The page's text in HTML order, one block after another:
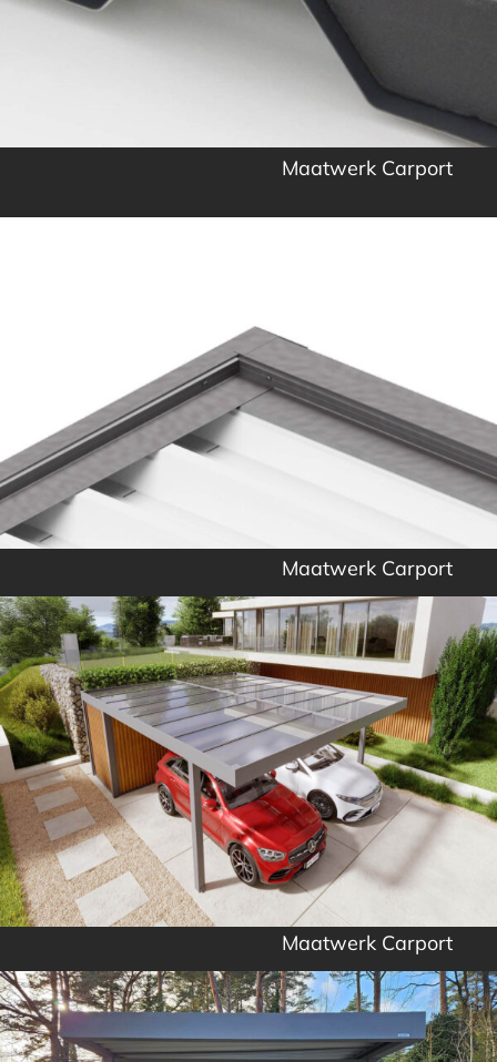
Maatwerk Carport
Maatwerk Carport
Maatwerk Carport